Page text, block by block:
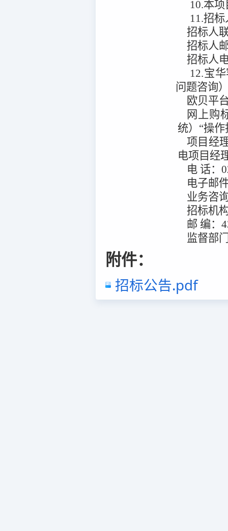
10.本项
11.招
招标人
招标人
招标人
12.宝
问题咨询
欧贝平
网上购
统）“操作
项目经
电项目经
电 话：
电子邮
业务咨
招标机
邮 编：
监督部
附件：
招标公告.pdf